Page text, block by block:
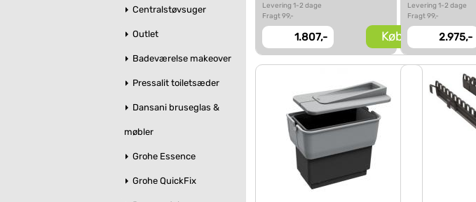
Centralstøvsuger
Outlet
Badeværelse makeover
Pressalit toiletsæder
Dansani bruseglas &
møbler
Grohe Essence
Grohe QuickFix
Levering 1-2 dage
Fragt 99,-
1.807,- Køb
Levering 1-2 dage
Fragt 99,-
2.975,-